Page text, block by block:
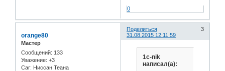
0
Поделиться
3
31.08.2015 12:11:59
orange80
Мастер
Сообщений: 133
Уважение: +3
Car: Ниссан Теана
1c-nik
написал(а):